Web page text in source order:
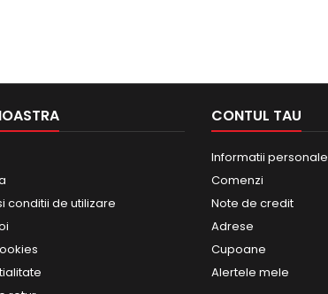
conditii de utilizare
CONTUL TAU
Informatii personale
Comenzi
Note de credit
Adrese
Cupoane
Alertele mele